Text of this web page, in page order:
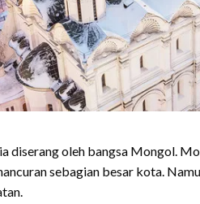
diserang oleh bangsa Mongol.
sebagian besar kota.